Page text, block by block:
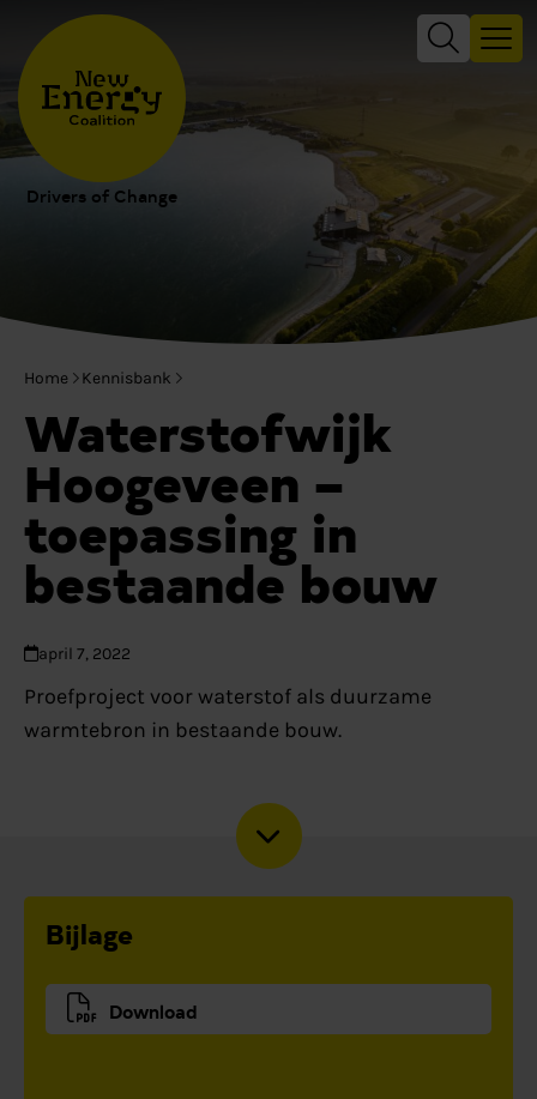
Drivers of Change
Home Kennisbank
Waterstofwijk
Hoogeveen –
toepassing in
bestaande bouw
april 7, 2022
Proefproject voor waterstof als duurzame
warmtebron in bestaande bouw.
Bijlage
Download